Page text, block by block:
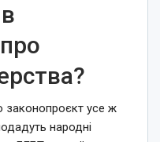
законопроєкт усе ж
народні